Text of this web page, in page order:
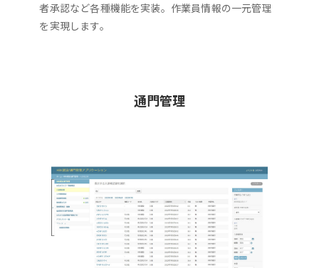
者承認など各種機能を実装。作業員情報の一元管理
を実現します。
通門管理